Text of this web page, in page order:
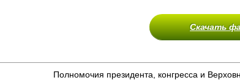
Скачать
Полномочия президента, конгресса и